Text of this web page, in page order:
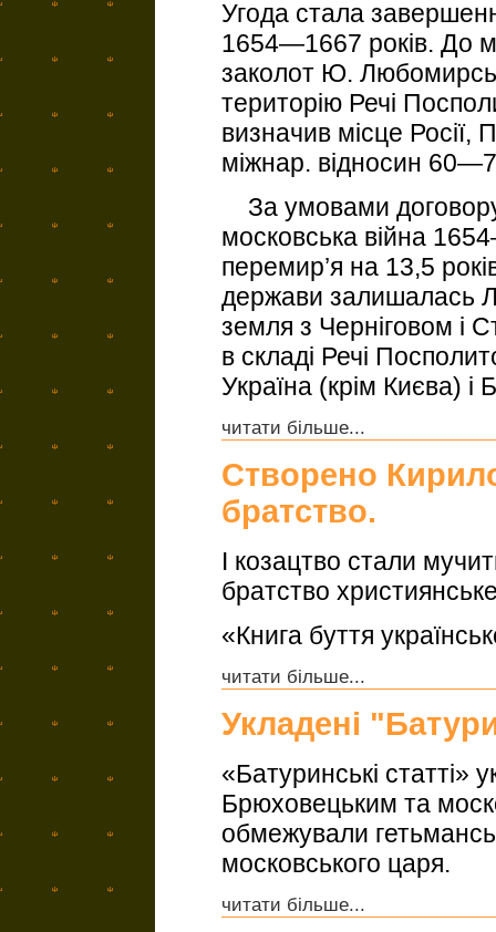
Угода стала
1654—1667 років. До
заколот Ю.
територію Речі
визначив місце Росії,
міжнар. відносин
За умовами
московська війна
перемир’я на 13,5
держави залишалась
земля з Черніговом і
в складі Речі
Україна (крім Києва) і
читати більше...
Створено
братство.
І козацтво стали
братство
«Книга буття
читати більше...
Укладені
«Батуринські статті»
Брюховецьким та
обмежували
московського царя.
читати більше...